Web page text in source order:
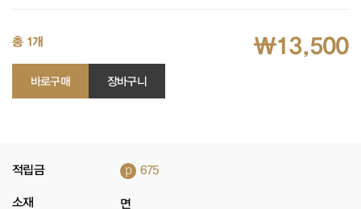
총 1개 ₩13,500
바로구매 장바구니
적립금 p 675
소재 면